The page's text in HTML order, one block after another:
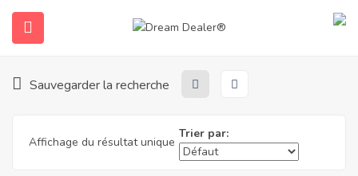
Accueil Brésil - Plages
Para
Sauvegarder la recherche
Affichage du résultat unique
Trier par: